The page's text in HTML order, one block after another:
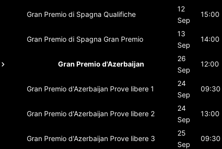
Gran Premio di Spagna Qualifiche
12
Sep
15:00
Gran Premio di Spagna Gran Premio
13
Sep
14:00
Gran Premio d'Azerbaijan
26
Sep
12:00
Gran Premio d'Azerbaijan Prove libere 1
24
Sep
09:30
Gran Premio d'Azerbaijan Prove libere 2
24
Sep
13:00
Gran Premio d'Azerbaijan Prove libere 3
25
Sep
09:30